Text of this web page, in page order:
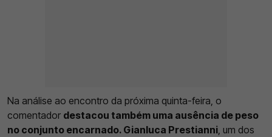
Na análise ao encontro da próxima quinta-feira, o
comentador destacou também uma ausência de peso
no conjunto encarnado. Gianluca Prestianni, um dos